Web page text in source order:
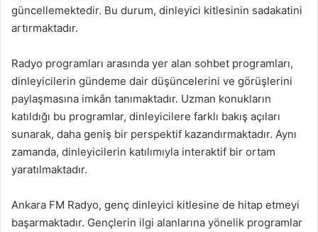
güncellemektedir. Bu durum, dinleyici kitlesinin sadakatini
artırmaktadır.
Radyo programları arasında yer alan sohbet programları,
dinleyicilerin gündeme dair düşüncelerini ve görüşlerini
paylaşmasına imkân tanımaktadır. Uzman konukların
katıldığı bu programlar, dinleyicilere farklı bakış açıları
sunarak, daha geniş bir perspektif kazandırmaktadır. Aynı
zamanda, dinleyicilerin katılımıyla interaktif bir ortam
yaratılmaktadır.
Ankara FM Radyo, genç dinleyici kitlesine de hitap etmeyi
başarmaktadır. Gençlerin ilgi alanlarına yönelik programlar